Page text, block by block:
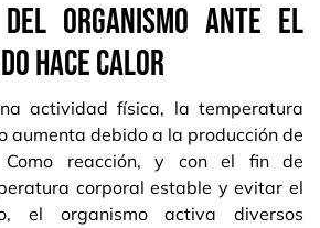
organismo ante el
hace calor
actividad física, la temperatura
aumenta debido a la producción de
Como reacción, y con el fin de
corporal estable y evitar el
el organismo activa diversos